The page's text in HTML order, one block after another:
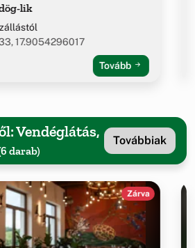
lik
17.9054296017
Tovább
Vendéglátás,
darab)
Továbbiak
Zárva